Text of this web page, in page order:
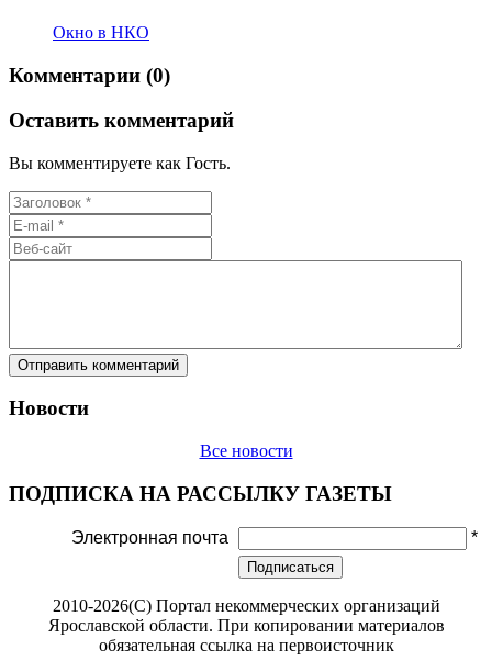
Окно в НКО
Комментарии (0)
Оставить комментарий
Вы комментируете как Гость.
Новости
Все новости
ПОДПИСКА НА РАССЫЛКУ ГАЗЕТЫ
Электронная почта *
Подписаться
2010-2026(С) Портал некоммерческих организаций
Ярославской области. При копировании материалов
обязательная ссылка на первоисточник